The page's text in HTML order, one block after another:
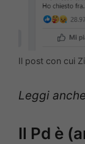
Il post con cui
Leggi
Il Pd è